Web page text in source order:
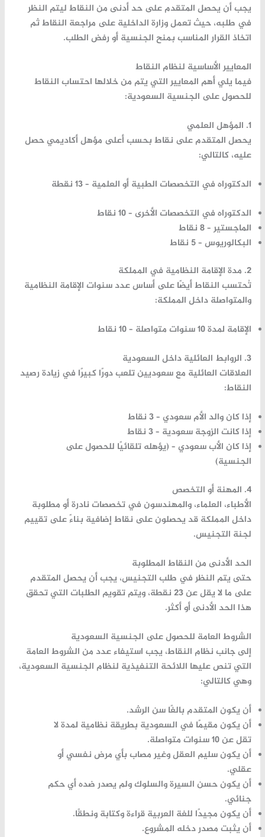
يجب أن يحصل المتقدم علىحد أدنى من النقاط ليتم النظر
في طلبه، حيث تعمل وزارة الداخلية على مراجعة النقاط ثم
اتخاذ القرار المناسب بمنح الجنسية أو رفض الطلب.
المعايير الأساسية لنظام النقاط
فيما يلي أهم المعايير التي يتم من خلالها احتساب النقاط
للحصول على الجنسية السعودية:
1. المؤهل العلمي
يحصل المتقدم على نقاط بحسب أعلى مؤهل أكاديمي حصل
عليه، كالتالي:
الدكتوراه في التخصصات الطبية أو العلمية –13 نقطة
الدكتوراه في التخصصات الأخرى –10 نقاط
الماجستير –8 نقاط
البكالوريوس –5 نقاط
2. مدة الإقامة النظامية في المملكة
تُحتسب النقاط أيضًا على أساس عدد سنوات الإقامة النظامية
والمتواصلة داخل المملكة:
الإقامة لمدة 10 سنوات متواصلة –
10 نقاط
3. الروابط العائلية داخل السعودية
العلاقات العائلية مع سعوديين تلعب دورًا كبيرًا في زيادة رصيد
النقاط:
إذا كان والد الأم سعودي –3 نقاط
إذا كانت الزوجة سعودية –3 نقاط
إذا كان الأب سعودي – (يؤهله تلقائيًا للحصول على
الجنسية)
4. المهنة أو التخصص
الأطباء، العلماء، والمهندسون في تخصصات نادرة أو مطلوبة
داخل المملكة قد يحصلون على نقاط إضافية بناءً على تقييم
لجنة التجنيس.
الحد الأدنى من النقاط المطلوبة
حتى يتم النظر في طلب التجنيس، يجب أن يحصل المتقدم
على ما لا يقل عن23 نقطة
، ويتم تقويم الطلبات التي تحقق
هذا الحد الأدنى أو أكثر.
الشروط العامة للحصول على الجنسية السعودية
إلى جانب نظام النقاط، يجب استيفاء عدد من الشروط العامة
التي تنص عليها اللائحة التنفيذية لنظام الجنسية السعودية،
وهي كالتالي:
أن يكون المتقدم بالغًا سن الرشد.
أن يكون مقيمًا في السعودية بطريقة نظامية لمدة لا
تقل عن 10 سنوات متواصلة.
أن يكونسليم العقلوغير مصاب بأي مرض نفسي أو
عقلي.
أن يكونحسن السيرة والسلوكولم يصدر ضده أي حكم
جنائي.
أن يكون مجيدًا للغة العربية قراءة وكتابة ونطقًا.
أن يثبت مصدر دخله المشروع.